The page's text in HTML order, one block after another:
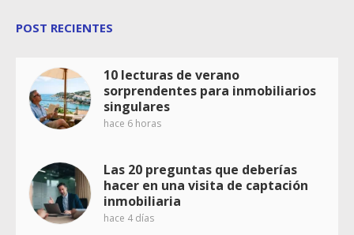
POST RECIENTES
10 lecturas de verano
sorprendentes para inmobiliarios
singulares
hace 6 horas
Las 20 preguntas que deberías
hacer en una visita de captación
inmobiliaria
hace 4 días